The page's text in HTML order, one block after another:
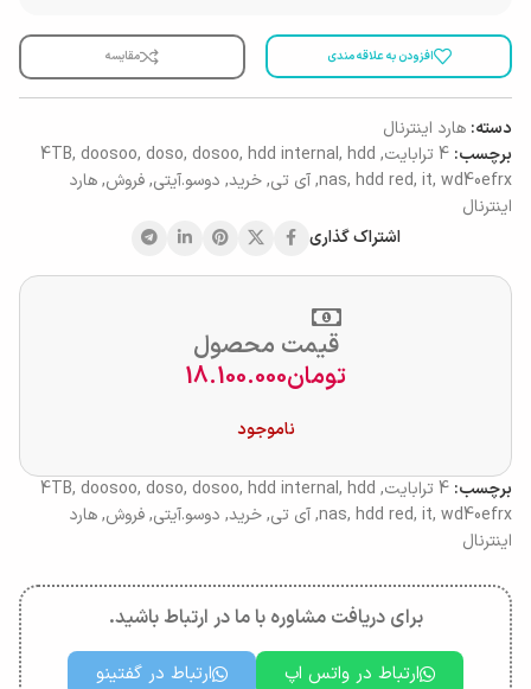
افزودن به علاقه مندی مقایسه
دسته: هارد اینترنال
برچسب: 4 ترابایت ,
4TB, doosoo, doso, dosoo, hdd internal, hdd
nas, hdd red, it, wd40efrx
,آی تی,خرید, دوسو.آیتی,فروش,هارد
اینترنال
اشتراک گذاری
قیمت محصول
تومان18.100.000
ناموجود
برچسب: 4 ترابایت ,
4TB, doosoo, doso, dosoo, hdd internal, hdd
nas, hdd red, it, wd40efrx
,آی تی,خرید, دوسو.آیتی,فروش,هارد
اینترنال
برای دریافت مشاوره با ما در ارتباط باشید.
ارتباط در واتس اپ ارتباط در گفتینو